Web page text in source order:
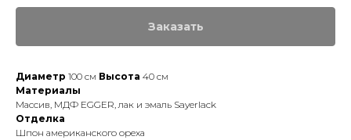
Заказать
Диаметр 100 см Высота 40 см
Материалы
Массив, МДФ EGGER, лак и эмаль Sayerlack
Отделка
Шпон американского ореха